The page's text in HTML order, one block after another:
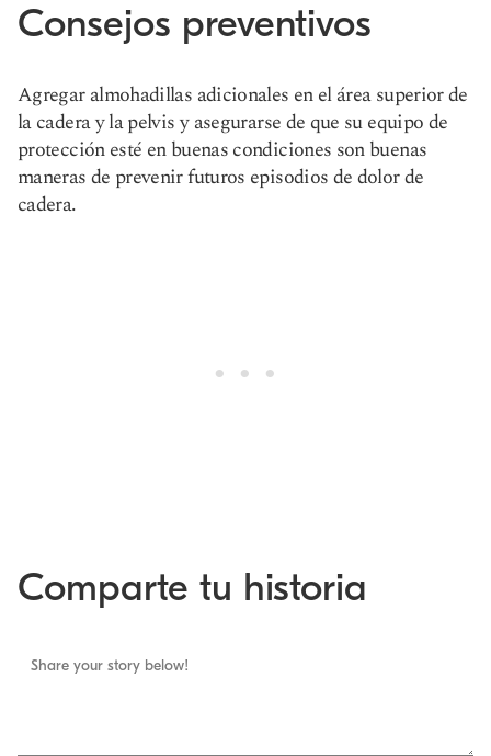
Consejos preventivos
Agregar almohadillas adicionales en el área superior de
la cadera y la pelvis y asegurarse de que su equipo de
protección esté en buenas condiciones son buenas
maneras de prevenir futuros episodios de dolor de
cadera.
Comparte tu historia
Share your story below!